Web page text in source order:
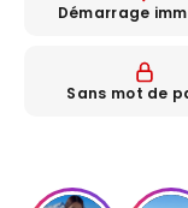
Monde
✓ Photos
boost rapide
Démarrage
Sans mot de